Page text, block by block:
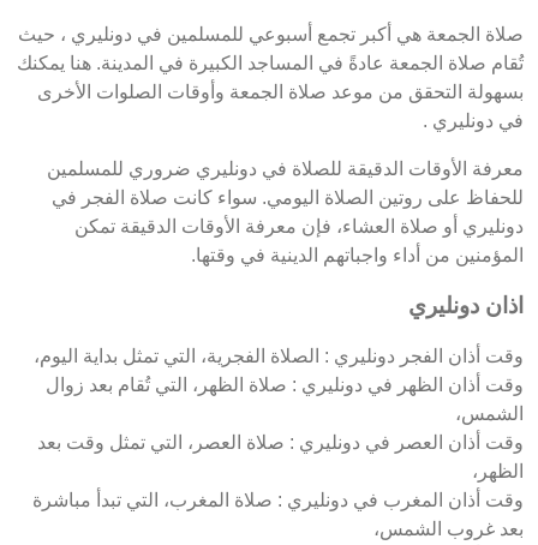
صلاة الجمعة هي أكبر تجمع أسبوعي للمسلمين في دونليري ، حيث
تُقام صلاة الجمعة عادةً في المساجد الكبيرة في المدينة. هنا يمكنك
بسهولة التحقق من موعد صلاة الجمعة وأوقات الصلوات الأخرى
في دونليري .
معرفة الأوقات الدقيقة للصلاة في دونليري ضروري للمسلمين
للحفاظ على روتين الصلاة اليومي. سواء كانت صلاة الفجر في
دونليري أو صلاة العشاء، فإن معرفة الأوقات الدقيقة تمكن
المؤمنين من أداء واجباتهم الدينية في وقتها.
اذان دونليري
وقت أذان الفجر دونليري : الصلاة الفجرية، التي تمثل بداية اليوم،
وقت أذان الظهر في دونليري : صلاة الظهر، التي تُقام بعد زوال
الشمس،
وقت أذان العصر في دونليري : صلاة العصر، التي تمثل وقت بعد
الظهر،
وقت أذان المغرب في دونليري : صلاة المغرب، التي تبدأ مباشرة
بعد غروب الشمس،